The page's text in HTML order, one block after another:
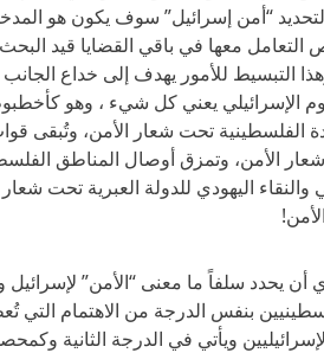
“أمن إسرائيل” سوف يكون هو
التعامل معها في باقي القضايا قيد
التبسيط للأمور يهدف إلى خداع
الإسرائيلي يعني كل شيء ، وهو
الفلسطينية تحت شعار الأمن، وتُبقى
الأمن، وتمزق أوصال المناطق
اليهودي للدولة العبرية تحت
يحدد سلفاً ما معنى “الأمن”
بنفس الدرجة من الاهتمام التي
ويأتي في الدرجة الثانية